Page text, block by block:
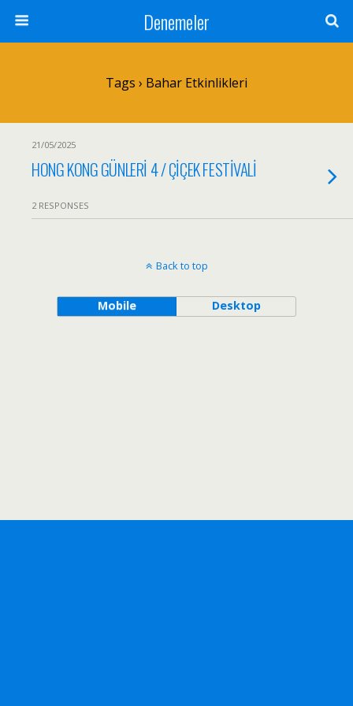
Denemeler
Tags › Bahar Etkinlikleri
21/05/2025
HONG KONG GÜNLERİ 4 / ÇİÇEK FESTİVALİ
2 RESPONSES
Back to top
Mobile Desktop